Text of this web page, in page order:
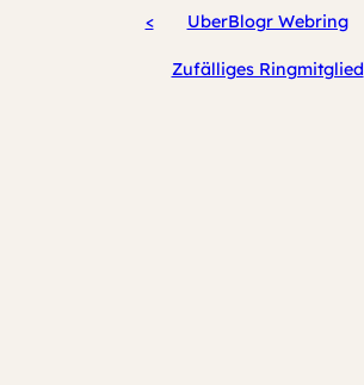
< UberBlogr Webring
Zufälliges Ringmitglied